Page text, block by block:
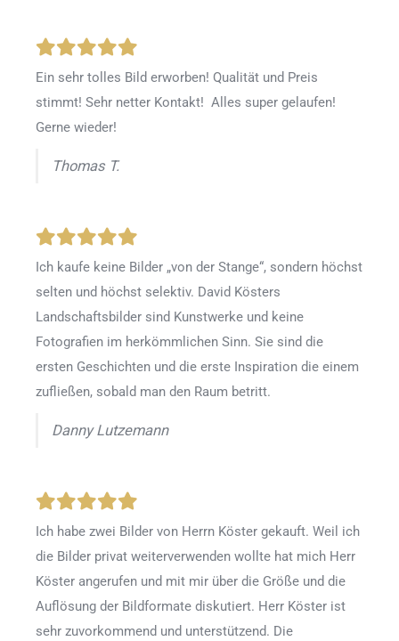
Ein sehr tolles Bild erworben! Qualität und Preis
stimmt! Sehr netter Kontakt! Alles super gelaufen!
Gerne wieder!
Thomas T.
Ich kaufe keine Bilder „von der Stange“, sondern höchst
selten und höchst selektiv. David Kösters
Landschaftsbilder sind Kunstwerke und keine
Fotografien im herkömmlichen Sinn. Sie sind die
ersten Geschichten und die erste Inspiration die einem
zufließen, sobald man den Raum betritt.
Danny Lutzemann
Ich habe zwei Bilder von Herrn Köster gekauft. Weil ich
die Bilder privat weiterverwenden wollte hat mich Herr
Köster angerufen und mit mir über die Größe und die
Auflösung der Bildformate diskutiert. Herr Köster ist
sehr zuvorkommend und unterstützend. Die